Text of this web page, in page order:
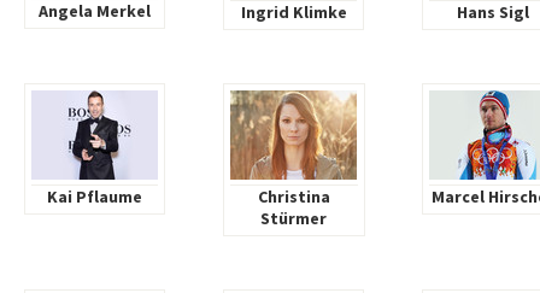
Angela Merkel Ingrid Klimke Hans Sigl
Kai Pflaume
Christina
Stürmer
Marcel